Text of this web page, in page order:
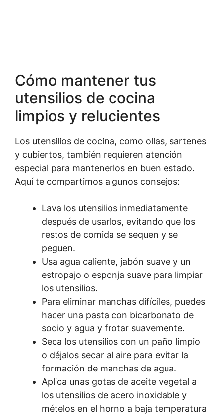
Cómo mantener tus
utensilios de cocina
limpios y relucientes
Los utensilios de cocina, como ollas, sartenes
y cubiertos, también requieren atención
especial para mantenerlos en buen estado.
Aquí te compartimos algunos consejos:
Lava los utensilios inmediatamente
después de usarlos, evitando que los
restos de comida se sequen y se
peguen.
Usa agua caliente, jabón suave y un
estropajo o esponja suave para limpiar
los utensilios.
Para eliminar manchas difíciles, puedes
hacer una pasta con bicarbonato de
sodio y agua y frotar suavemente.
Seca los utensilios con un paño limpio
o déjalos secar al aire para evitar la
formación de manchas de agua.
Aplica unas gotas de aceite vegetal a
los utensilios de acero inoxidable y
mételos en el horno a baja temperatura